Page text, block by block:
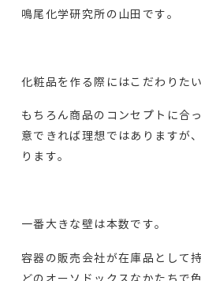
鳴尾化学研究所の山田です。
化粧品を作る際にはこだわりた
もちろん商品のコンセプトに合
意できれば理想ではありますが
ります。
一番大きな壁は本数です。
容器の販売会社が在庫品として